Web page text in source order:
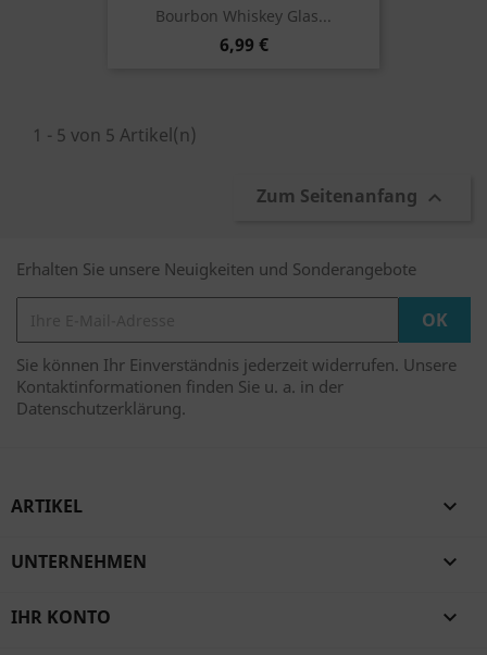
Bourbon Whiskey Glas...
6,99 €
1 - 5 von 5 Artikel(n)
Zum Seitenanfang 
Erhalten Sie unsere Neuigkeiten und Sonderangebote
Sie können Ihr Einverständnis jederzeit widerrufen. Unsere
Kontaktinformationen finden Sie u. a. in der
Datenschutzerklärung.
ARTIKEL 
UNTERNEHMEN 
IHR KONTO 